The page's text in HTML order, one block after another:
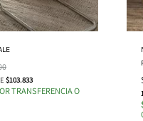
$103.833
TRANSFERENCIA O